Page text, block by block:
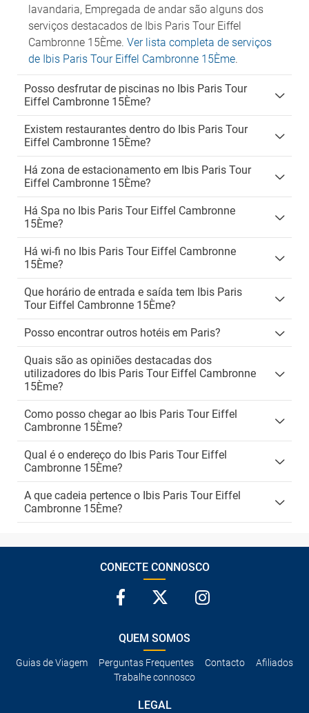
lavandaria, Empregada de andar são alguns dos
serviços destacados de Ibis Paris Tour Eiffel
Cambronne 15Ème. Ver lista completa de serviços
de Ibis Paris Tour Eiffel Cambronne 15Ème.
Posso desfrutar de piscinas no Ibis Paris Tour
Eiffel Cambronne 15Ème?
Existem restaurantes dentro do Ibis Paris Tour
Eiffel Cambronne 15Ème?
Há zona de estacionamento em Ibis Paris Tour
Eiffel Cambronne 15Ème?
Há Spa no Ibis Paris Tour Eiffel Cambronne
15Ème?
Há wi-fi no Ibis Paris Tour Eiffel Cambronne
15Ème?
Que horário de entrada e saída tem Ibis Paris
Tour Eiffel Cambronne 15Ème?
Posso encontrar outros hotéis em Paris?
Quais são as opiniões destacadas dos
utilizadores do Ibis Paris Tour Eiffel Cambronne
15Ème?
Como posso chegar ao Ibis Paris Tour Eiffel
Cambronne 15Ème?
Qual é o endereço do Ibis Paris Tour Eiffel
Cambronne 15Ème?
A que cadeia pertence o Ibis Paris Tour Eiffel
Cambronne 15Ème?
CONECTE CONNOSCO
QUEM SOMOS
Guias de Viagem Perguntas Frequentes Contacto
Afiliados
Trabalhe connosco
LEGAL